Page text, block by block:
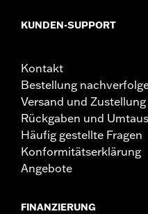
KUNDEN-SUPPORT
Kontakt
Bestellung
Versand und Zustellung
Rückgaben und
Häufig gestellte Fragen
Konformitätserklärung
Angebote
FINANZIERUNG